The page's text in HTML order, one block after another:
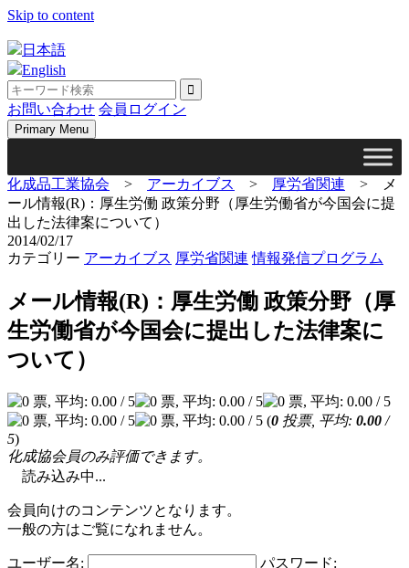
Skip to content
日本語
English
お問い合わせ 会員ログイン
Primary Menu
化成品工業協会 > アーカイブス > 厚労省関連 >
メ
ール情報(R)：厚生労働 政策分野（厚生労働省が今国会に提
出した法律案について）
2014/02/17
カテゴリー アーカイブス 厚労省関連 情報発信プログラム
メール情報(R)：厚生労働 政策分野（厚
生労働省が今国会に提出した法律案に
ついて）
(0 投票, 平均: 0.00 /
5)
化成協会員のみ評価できます。
読み込み中...
会員向けのコンテンツとなります。
一般の方はご覧になれません。
ユーザー名:
パスワード: